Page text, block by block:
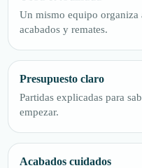
Un mismo equipo organiza
acabados y remates.
Presupuesto claro
Partidas explicadas para
empezar.
Acabados cuidados